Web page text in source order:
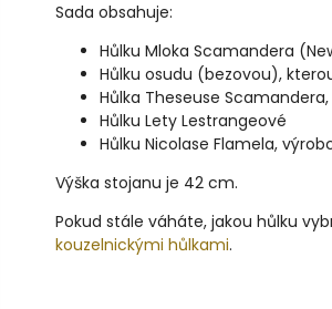
Sada obsahuje:
Hůlku Mloka Scamandera
Hůlku osudu (bezovou),
Hůlka Theseuse
Hůlku Lety Lestrangeové
Hůlku Nicolase Flamela,
Výška stojanu je 42 cm.
Pokud stále váháte, jakou hůlku
kouzelnickými hůlkami.